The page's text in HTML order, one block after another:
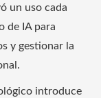
un uso cada
de IA para
y gestionar la
introduce